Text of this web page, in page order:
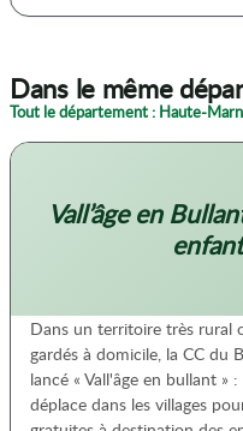
Dans le même
Tout le département : Haute-
Vall’âge en
Dans un territoire très rural
gardés à domicile, la CC du
lancé « Vall'âge en bullant »
déplace dans les villages